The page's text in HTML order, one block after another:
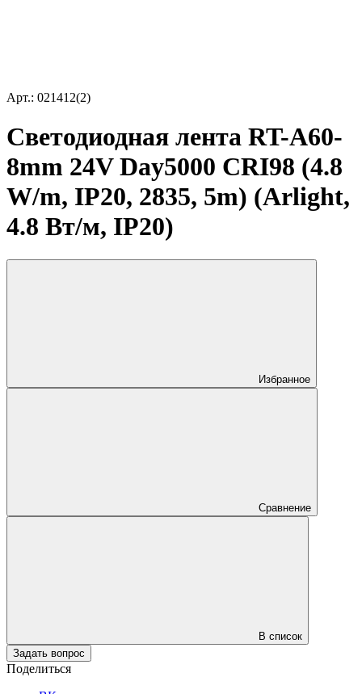
Арт.: 021412(2)
Светодиодная лента RT-A60-
8mm 24V Day5000 CRI98 (4.8
W/m, IP20, 2835, 5m) (Arlight,
4.8 Вт/м, IP20)
Избранное
Сравнение
В список
Задать вопрос
Поделиться